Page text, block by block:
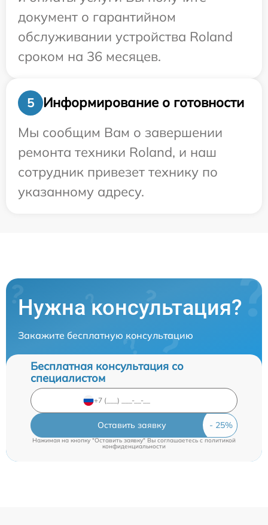
документ о гарантийном
обслуживании устройства Roland
сроком на 36 месяцев.
5
Информирование о готовности
Мы сообщим Вам о завершении
ремонта техники Roland, и наш
сотрудник привезет технику по
указанному адресу.
Нужна консультация?
Закажите бесплатную консультацию
Бесплатная консультация со
специалистом
Оставить заявку
Нажимая на кнопку "Оставить заявку" Вы соглашаетесь cполитикой
конфиденциальности